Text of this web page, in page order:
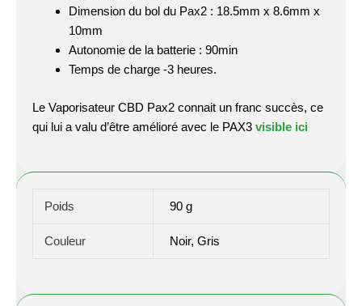
Dimension du bol du Pax2 : 18.5mm x 8.6mm x
10mm
Autonomie de la batterie : 90min
Temps de charge -3 heures.
Le Vaporisateur CBD Pax2 connait un franc succès, ce
qui lui a valu d’être amélioré avec le PAX3 visible ici
Poids 90 g
Couleur Noir, Gris